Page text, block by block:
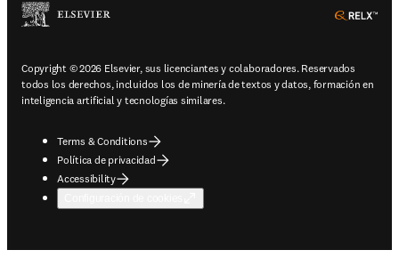
Copyright © 2026 Elsevier, sus licenciantes y colaboradores. Reservados
todos los derechos, incluidos los de minería de textos y datos, formación en
inteligencia artificial y tecnologías similares.
Terms & Conditions
Política de privacidad
Accessibility